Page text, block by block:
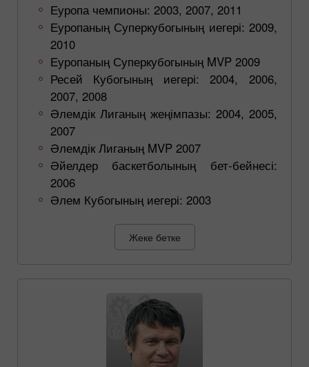
Еуропа чемпионы: 2003, 2007, 2011
Еуропаның Суперкубогының иегері: 2009,
2010
Еуропаның Суперкубогының MVP 2009
Ресей Кубогының иегері: 2004, 2006,
2007, 2008
Әлемдік Лиганың жеңімпазы: 2004, 2005,
2007
Әлемдік Лиганың MVP 2007
Әйелдер баскетболының бет-бейнесі:
2006
Әлем Кубогының иегері: 2003
Жеке бетке